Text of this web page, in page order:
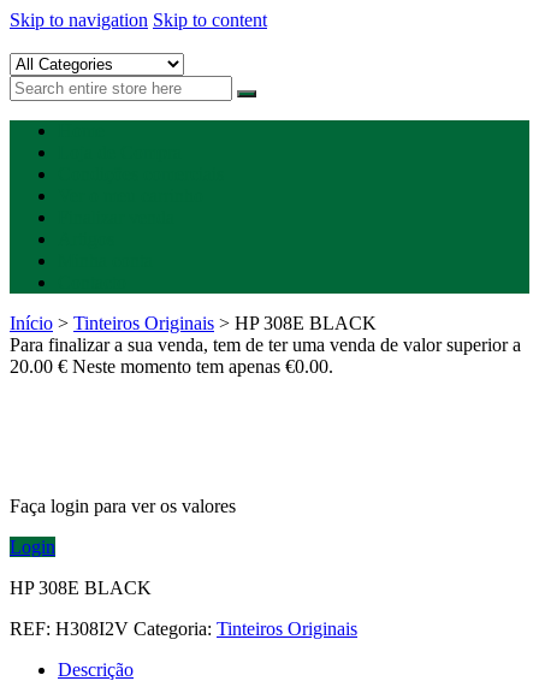
Skip to navigation Skip to content
Happygreen – Tinteiros Vazios
Tinteiros vazios Happygreen
Início > Tinteiros Originais > HP 308E BLACK
Para finalizar a sua venda, tem de ter uma venda de valor superior a
20.00 € Neste momento tem apenas €0.00.
Faça login para ver os valores
Login
HP 308E BLACK
REF: H308I2V Categoria: Tinteiros Originais
Descrição